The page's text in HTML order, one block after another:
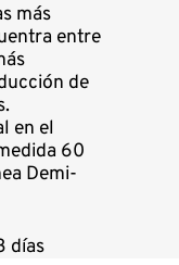
más
entre
de
en el
60
Demi-
días